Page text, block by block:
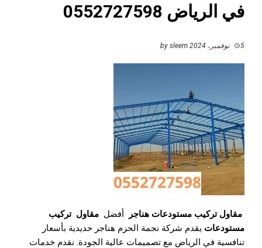
في الرياض 0552727598
5 نوفمبر، 2024 sleem
مقاول تركيب مستودعات هناجر أفضل مقاول تركيب
مستودعات يقدم شركة نجمة الحزم هناجر حديدية بأسعار
تنافسية في الرياض مع تصميمات عالية الجودة. نقدم خدمات